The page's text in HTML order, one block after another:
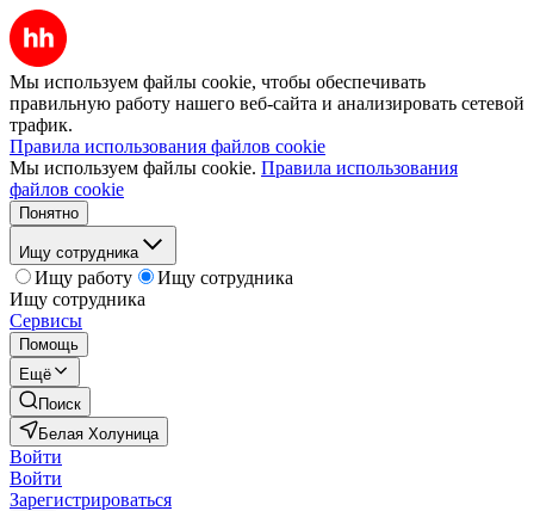
Мы используем файлы cookie, чтобы обеспечивать
правильную работу нашего веб-сайта и анализировать сетевой
трафик.
Правила использования файлов cookie
Мы используем файлы cookie. Правила использования
файлов cookie
Понятно
Ищу сотрудника
Ищу работу
Ищу сотрудника
Ищу сотрудника
Сервисы
Помощь
Ещё
Поиск
Белая Холуница
Войти
Войти
Зарегистрироваться